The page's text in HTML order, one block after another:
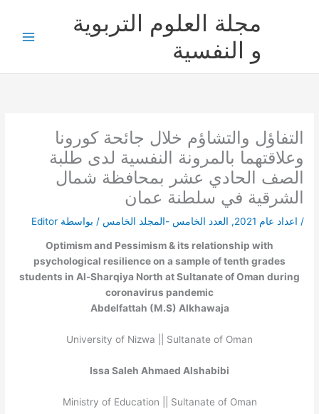
مجلة العلوم التربوية
و النفسية
التفاؤل والتشاؤم خلال جائحة كورونا
وعلاقتهما بالمرونة النفسية لدى طلبة
الصف الحادي عشر بمحافظة شمال
الشرقية في سلطنة عمان
/ اعداد عام 2021 , العدد الخامس -المجلد الخامس / بواسطة Editor
Optimism and Pessimism & its relationship with
psychological resilience on a sample of tenth grades
students in Al-Sharqiya North at Sultanate of Oman during
coronavirus pandemic
Abdelfattah (M.S) Alkhawaja
University of Nizwa || Sultanate of Oman
Issa Saleh Ahmaed Alshabibi
Ministry of Education || Sultanate of Oman